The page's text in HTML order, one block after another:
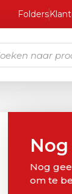
Folders
Nog
om te